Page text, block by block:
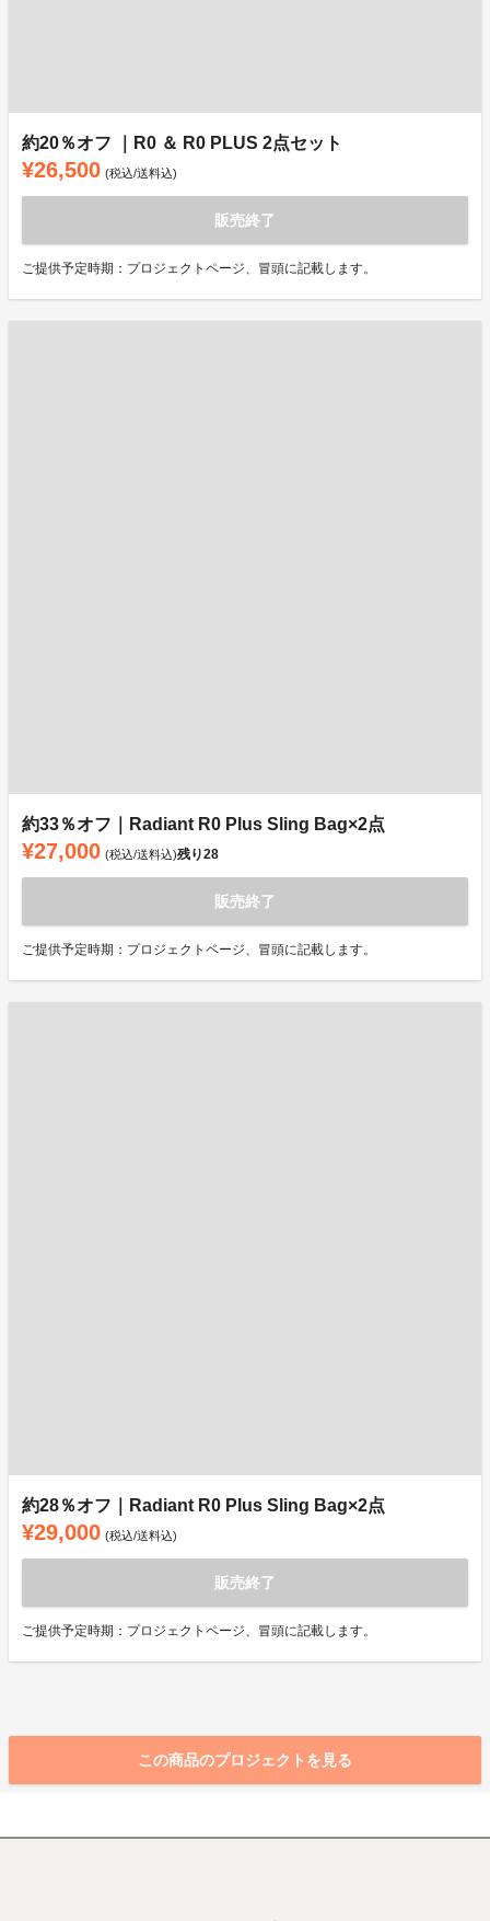
約20％オフ ｜R0 ＆ R0 PLUS 2点セット
¥26,500 (税込/送料込)
販売終了
ご提供予定時期：プロジェクトページ、冒頭に記載します。
約33％オフ｜Radiant R0 Plus Sling Bag×2点
¥27,000 (税込/送料込)残り28
販売終了
ご提供予定時期：プロジェクトページ、冒頭に記載します。
約28％オフ｜Radiant R0 Plus Sling Bag×2点
¥29,000 (税込/送料込)
販売終了
ご提供予定時期：プロジェクトページ、冒頭に記載します。
この商品のプロジェクトを見る